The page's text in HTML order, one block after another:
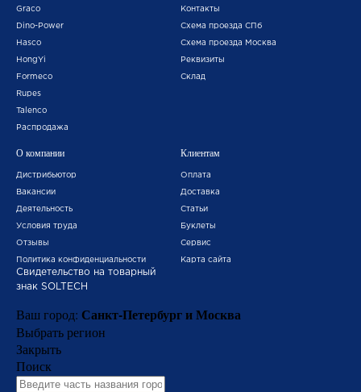
Graco
Dino-Power
Hasco
HongYi
Formeco
Rupes
Talenco
Распродажа
Контакты
Схема проезда СПб
Схема проезда Москва
Реквизиты
Склад
О компании
Дистрибьютор
Вакансии
Деятельность
Условия труда
Отзывы
Политика конфиденциальности
Свидетельство на товарный
знак SOLTECH
Клиентам
Оплата
Доставка
Статьи
Буклеты
Сервис
Карта сайта
Ваш город: Санкт-Петербург и Москва
Выбрать регион
Закрыть
Поиск